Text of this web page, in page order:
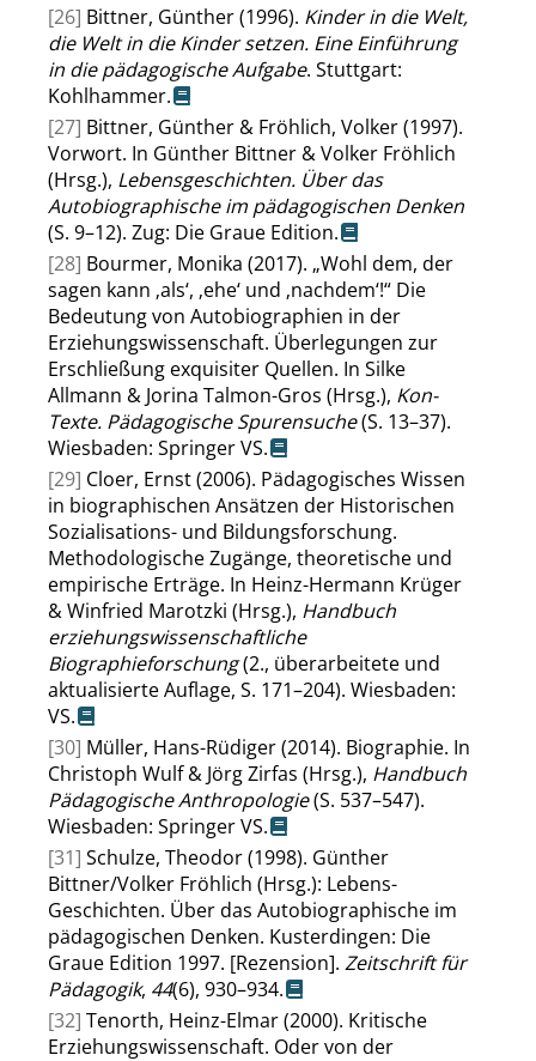
[26] Bittner, Günther (1996). Kinder in die Welt,
die Welt in die Kinder setzen. Eine Einführung
in die pädagogische Aufgabe. Stuttgart:
Kohlhammer.
[27] Bittner, Günther & Fröhlich, Volker (1997).
Vorwort. In Günther Bittner & Volker Fröhlich
(Hrsg.), Lebensgeschichten. Über das
Autobiographische im pädagogischen Denken
(S. 9–12). Zug: Die Graue Edition.
[28] Bourmer, Monika (2017). „Wohl dem, der
sagen kann ‚als‘, ‚ehe‘ und ‚nachdem‘!“ Die
Bedeutung von Autobiographien in der
Erziehungswissenschaft. Überlegungen zur
Erschließung exquisiter Quellen. In Silke
Allmann & Jorina Talmon-Gros (Hrsg.), Kon-
Texte. Pädagogische Spurensuche(S. 13–37).
Wiesbaden: Springer VS.
[29] Cloer, Ernst (2006). Pädagogisches Wissen
in biographischen Ansätzen der Historischen
Sozialisations- und Bildungsforschung.
Methodologische Zugänge, theoretische und
empirische Erträge. In Heinz-Hermann Krüger
& Winfried Marotzki (Hrsg.), Handbuch
erziehungswissenschaftliche
Biographieforschung(2., überarbeitete und
aktualisierte Auflage, S. 171–204). Wiesbaden:
VS.
[30] Müller, Hans-Rüdiger (2014). Biographie. In
Christoph Wulf & Jörg Zirfas (Hrsg.), Handbuch
Pädagogische Anthropologie(S. 537–547).
Wiesbaden: Springer VS.
[31] Schulze, Theodor (1998). Günther
Bittner/Volker Fröhlich (Hrsg.): Lebens-
Geschichten. Über das Autobiographische im
pädagogischen Denken. Kusterdingen: Die
Graue Edition 1997. [Rezension]. Zeitschrift für
Pädagogik, 44(6), 930–934.
[32] Tenorth, Heinz-Elmar (2000). Kritische
Erziehungswissenschaft. Oder von der